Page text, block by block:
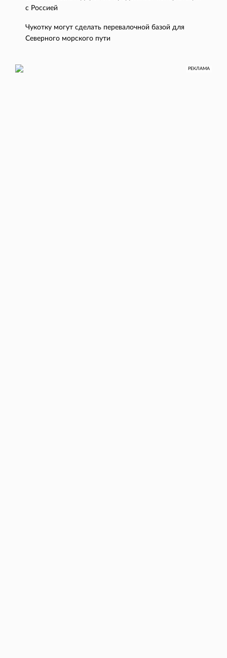
с Россией
Чукотку могут сделать перевалочной базой для
Северного морского пути
РЕКЛАМА